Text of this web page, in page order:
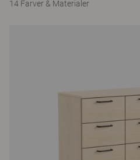
14 Farver & Materialer